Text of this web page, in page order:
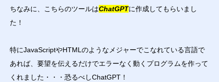
ちなみに、こちらのツールはChatGPTに作成してもらいまし
た！
特にJavaScriptやHTMLのようなメジャーでこなれている言語で
あれば、要望を伝えるだけでエラーなく動くプログラムを作って
くれました・・・恐るべしChatGPT！